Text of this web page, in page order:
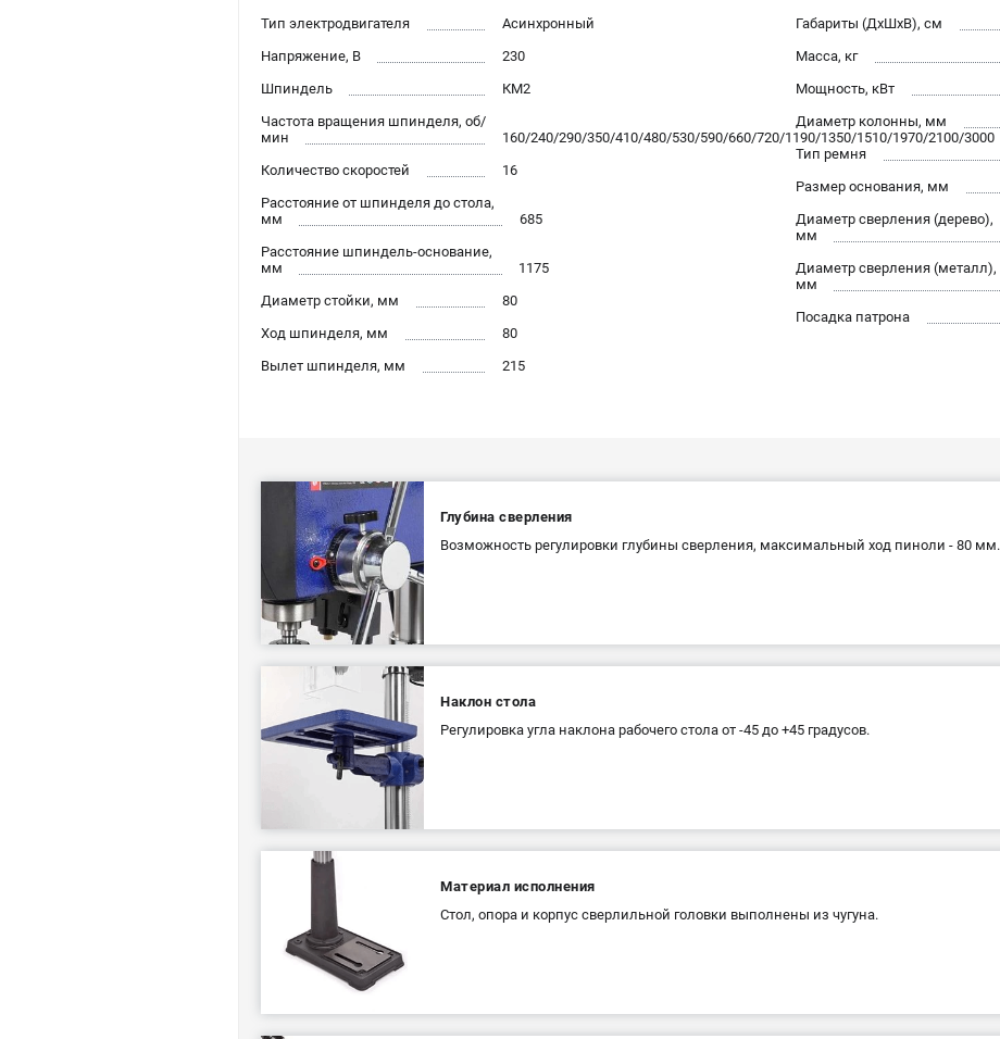
Тип электродвигателя
Асинхронный
Напряжение, В
230
Шпиндель
КМ2
Частота вращения шпинделя, об/
мин
160/240/290/350/410/480/530/590/660/720/1190/1350/1510/1970/2100/3000
Количество скоростей
16
Расстояние от шпинделя до стола,
мм
685
Расстояние шпиндель-основание,
мм
1175
Диаметр стойки, мм
80
Ход шпинделя, мм
80
Вылет шпинделя, мм
215
Габариты (ДхШхВ), см
Масса, кг
Мощность, кВт
Диаметр колонны, мм
Тип ремня
Размер основания, мм
Диаметр сверления (дерево),
мм
Диаметр сверления (металл),
мм
Посадка патрона
Глубина сверления
Возможность регулировки глубины сверления, максимальный ход пиноли - 80 мм.
Наклон стола
Регулировка угла наклона рабочего стола от -45 до +45 градусов.
Материал исполнения
Стол, опора и корпус сверлильной головки выполнены из чугуна.